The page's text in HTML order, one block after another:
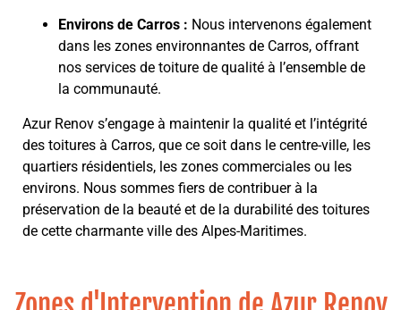
Environs de Carros : Nous intervenons également
dans les zones environnantes de Carros, offrant
nos services de toiture de qualité à l’ensemble de
la communauté.
Azur Renov s’engage à maintenir la qualité et l’intégrité
des toitures à Carros, que ce soit dans le centre-ville, les
quartiers résidentiels, les zones commerciales ou les
environs. Nous sommes fiers de contribuer à la
préservation de la beauté et de la durabilité des toitures
de cette charmante ville des Alpes-Maritimes.